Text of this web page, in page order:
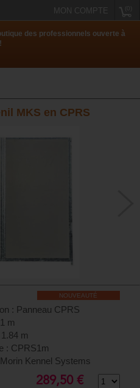
MON COMPTE
des professionnels ouverte à
MKS en CPRS
NOUVEAUTÉ
: Panneau CPRS
m
m
: CPRS1m
Kennel Systems
289,50 €